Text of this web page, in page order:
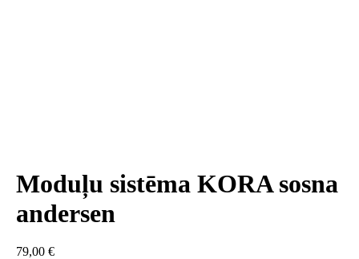
Moduļu sistēma KORA sosna
andersen
79,00 €